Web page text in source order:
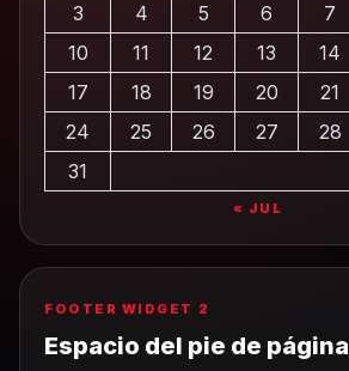
3
4 5 6 7
10
11 12 13 14
17
18 19 20 21
24
25 26 27 28
31
« JUL
FOOTER WIDGET 2
Espacio del pie de página